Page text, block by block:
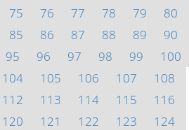
75 76 77 78 79
80
85 86 87 88 89
90
95 96 97 98 99
100
104 105 106 107
108
112 113 114 115
116
120 121 122 123
124